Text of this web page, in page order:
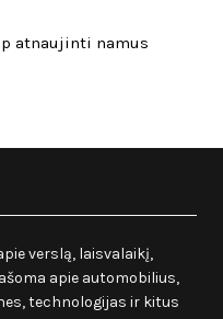
atnaujinti namus
verslą, laisvalaikį,
apie automobilius,
technologijas ir kitus